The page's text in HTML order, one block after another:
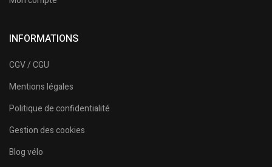
INFORMATIONS
CGV / CGU
Mentions légales
Politique de confidentialité
Gestion des cookies
Blog vélo